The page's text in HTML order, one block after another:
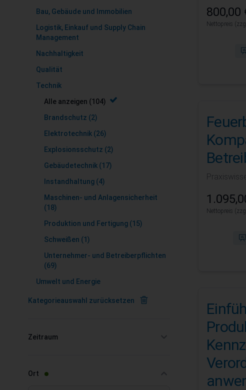
800,00
Nettopreis
Nettopreis
Bau, Gebäude und Immobilien
Logistik, Einkauf und Supply Chain
Management
Nachhaltigkeit
Qualität
Technik
Alle anzeigen (104)
Brandschutz (2)
Elektrotechnik (26)
Explosionsschutz (2)
Gebäudetechnik (17)
Instandhaltung (4)
Maschinen- und Anlagensicherheit
(18)
Produktion und Fertigung (15)
Schweißen (1)
Unternehmer- und Betreiberpflichten
(69)
Umwelt und Energie
Kategorieauswahl zurücksetzen
Zeitraum
Ort filter